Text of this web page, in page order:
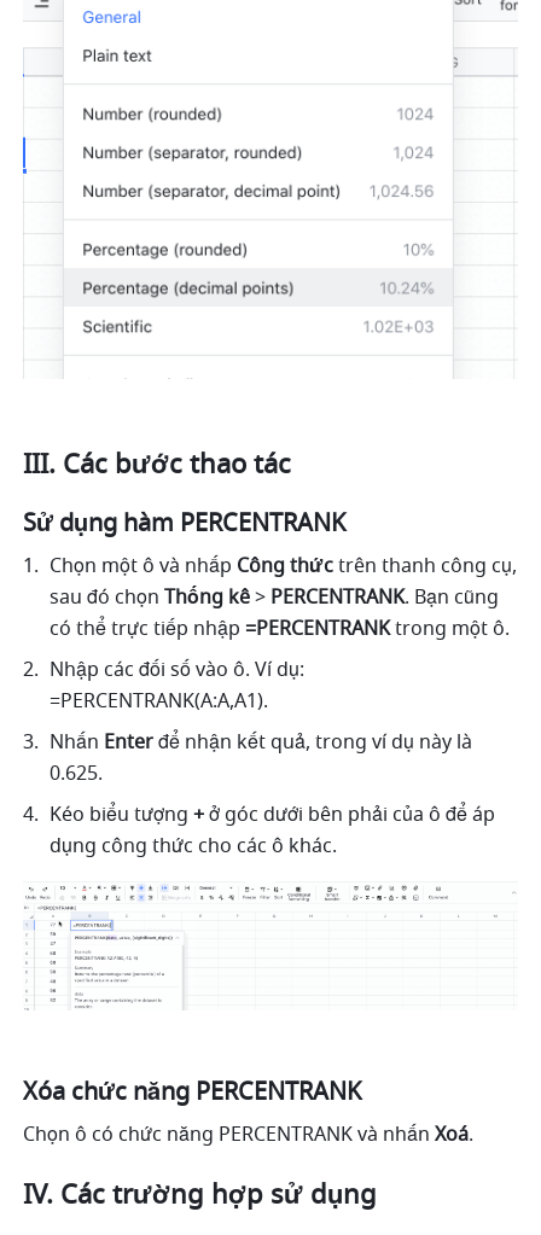
III. Các bước thao tác
Sử dụng hàm PERCENTRANK
Chọn một ô và nhấp Công thức trên thanh công cụ,
sau đó chọn Thống kê > PERCENTRANK. Bạn cũng
có thể trực tiếp nhập =PERCENTRANK trong một ô.
Nhập các đối số vào ô. Ví dụ:
=PERCENTRANK(A:A,A1).
Nhấn Enter để nhận kết quả, trong ví dụ này là
0.625.
Kéo biểu tượng + ở góc dưới bên phải của ô để áp
dụng công thức cho các ô khác.
Xóa chức năng PERCENTRANK
Chọn ô có chức năng PERCENTRANK và nhấn Xoá.
IV. Các trường hợp sử dụng